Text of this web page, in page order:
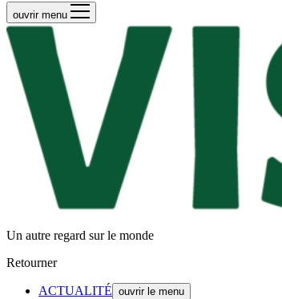
ouvrir menu
Un autre regard sur le monde
Retourner
ACTUALITÉ ouvrir le menu